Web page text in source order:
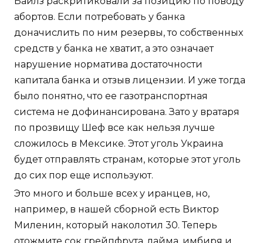
абортов. Если потребовать у банка
доначислить по ним резервы, то собственных
средств у банка не хватит, а это означает
нарушение норматива достаточности
капитала банка и отзыв лицензии. И уже тогда
было понятно, что ее газотранспортная
система не дофинансирована. Зато у вратаря
по прозвищу Шеф все как нельзя лучше
сложилось в Мексике. Этот уголь Украина
будет отправлять странам, которые этот уголь
до сих пор еще используют.
Это много и больше всех у иранцев, но,
например, в нашей сборной есть Виктор
Миленин, который наколотил 30. Теперь